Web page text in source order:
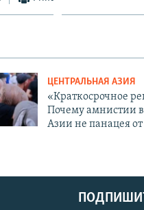
ЦЕНТРАЛЬНАЯ АЗИЯ
«Краткосрочное
Почему амнистии
Азии не панацея